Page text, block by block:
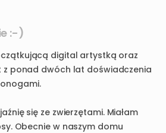
:-)
digital artystką oraz
z ponad dwóch lat doświadczenia
się ze zwierzętami. Miałam
Obecnie w naszym domu